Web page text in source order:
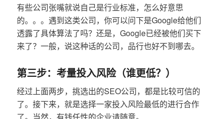
有些公司张嘴就说自己是行业标准，怎么好意思
的。。。遇到这类公司，你可以问下是Google给他们
透露了具体算法了吗？还是，Google已经被他们买下
来了？一般，说这种话的公司，品行也好不到哪去。
第三步：考量投入风险（谁更低？）
经过上面两步，挑选出的SEO公司，都是比较可信的
了。接下来，就是选择一家投入风险最低的进行合作